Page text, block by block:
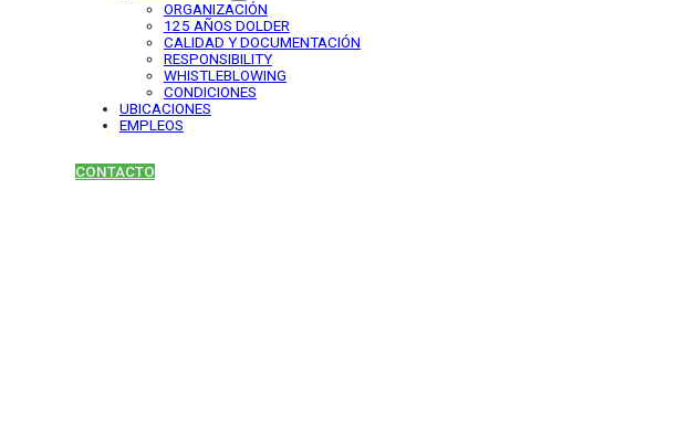
ORGANIZACIÓN
125 AÑOS DOLDER
CALIDAD Y DOCUMENTACIÓN
RESPONSIBILITY
WHISTLEBLOWING
CONDICIONES
UBICACIONES
EMPLEOS
CONTACTO